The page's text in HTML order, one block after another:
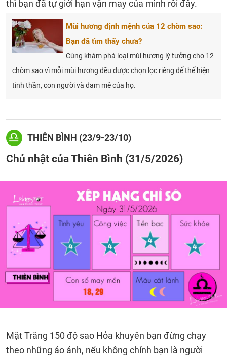
thì bạn đã tự giới hạn vận may của mình rồi đấy.
Mùi hương định mệnh của 12 chòm sao:
Bạn đã tìm thấy chưa?
Cùng khám phá loại mùi hương lý tưởng cho 12
chòm sao vì mỗi mùi hương đều được chọn lọc riêng để thể hiện
tinh thần, con người và đam mê của họ.
THIÊN BÌNH (23/9-23/10)
Chủ nhật của Thiên Bình (31/5/2026)
Mặt Trăng 150 độ sao Hỏa khuyên bạn đừng chạy
theo những ảo ảnh, nếu không chính bạn là người